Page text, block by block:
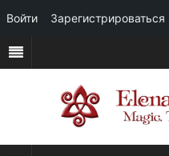
Войти Зарегистрироваться